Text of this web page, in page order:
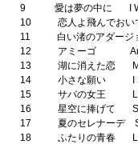
9 愛は夢の中に I
10 恋人よ飛んでおい
11 白い渚のアダージ
12 アミーゴ
13 湖に消えた恋
14 小さな願い I Say
15 サバの女王 La
16 星空に捧げて
17 夏のセレナーデ
18 ふたりの